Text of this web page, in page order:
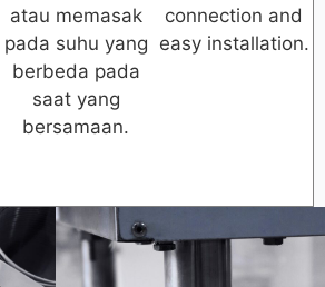
atau memasak
pada suhu yang
berbeda pada
saat yang
bersamaan.
connection and
easy installation.